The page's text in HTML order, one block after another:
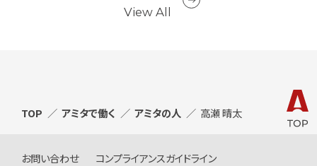
View All
お問い合わせ
コンプライアンスガイドライン
TOP アミタで働く アミタの人 高瀬 晴太